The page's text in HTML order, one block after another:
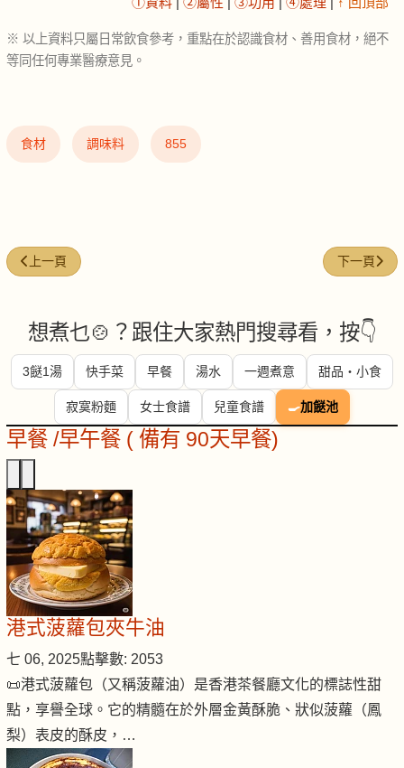
※ 以上資料只屬日常飲食參考，重點在於認識食材、善用食材，絕不
等同任何專業醫療意見。
食材 調味料 855
上一篇文章: 薑粉 (Ginger powder)
上一頁 下一篇文
下一頁
想煮乜🍲？跟住大家熱門搜尋看，按👇
3餸1湯 快手菜 早餐 湯水 一週煮意 甜品・小食
寂寞粉麵 女士食譜 兒童食譜 🍳加餸池
早餐 /早午餐 ( 備有 90天早餐)
港式菠蘿包夾牛油
七 06, 2025點擊數: 2053
📜港式菠蘿包（又稱菠蘿油）是香港茶餐廳文化的標誌性甜
點，享譽全球。它的精髓在於外層金黃酥脆、狀似菠蘿（鳳
梨）表皮的酥皮，…